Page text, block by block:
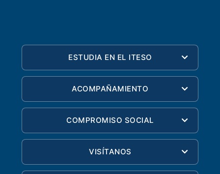
ESTUDIA EN EL ITESO
ACOMPAÑAMIENTO
COMPROMISO SOCIAL
VISÍTANOS